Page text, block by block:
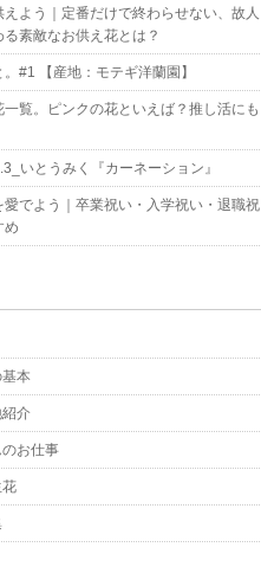
えよう｜定番だけで終わらせない、故人
る素敵なお供え花とは？
#1 【産地：モテギ洋蘭園】
一覧。ピンクの花といえば？推し活にも
いとうみく『カーネーション』
愛でよう｜卒業祝い・入学祝い・退職祝
め
本
介
お仕事